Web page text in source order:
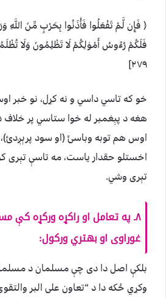
﴿ فَإِن لَّمْ تَفْعَلُوا فَأْذَنُوا بِحَرْبٍ مِّنَ
فَلَكُمْ رُءُوسُ أَمْوٰلِكُمْ لَا تَظْلِمُونَ وَلَا
۲۷۹]
خو كه تاسي داسي و نه كړل، نو خبر
هغه د پېغمبر له خوا ستاسي پر
اوس هم توبه وباسئ (او سود
اخستلو حقدار ياست، مه تاسې تېرى
تېرى وشي.
۸ـ په تعامل او راکړه ورکړه کې
غوراوی او بهتري ورکول:
بلکې اصل دا دی چې مسلمان د
وکړي ځکه دا د “تعاون علی البر